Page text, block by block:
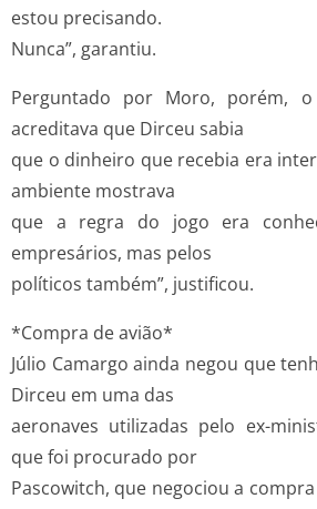
estou precisando.
Nunca”, garantiu.
Perguntado por Moro, porém,
acreditava que Dirceu sabia
que o dinheiro que recebia era
ambiente mostrava
que a regra do jogo era
empresários, mas pelos
políticos também”, justificou.
*Compra de avião*
Júlio Camargo ainda negou que
Dirceu em uma das
aeronaves utilizadas pelo ex-
que foi procurado por
Pascowitch, que negociou a